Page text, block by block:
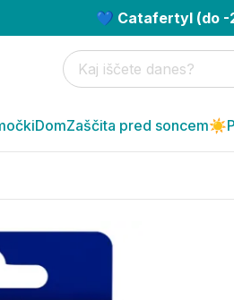
💙 Catafertyl (do -
DomZaščita pred soncem☀️